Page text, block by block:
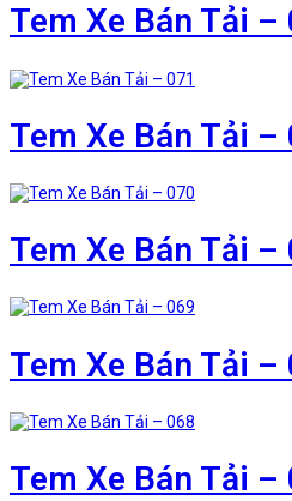
Tem Xe Bán Tải –
Tem Xe Bán Tải –
Tem Xe Bán Tải –
Tem Xe Bán Tải –
Tem Xe Bán Tải –